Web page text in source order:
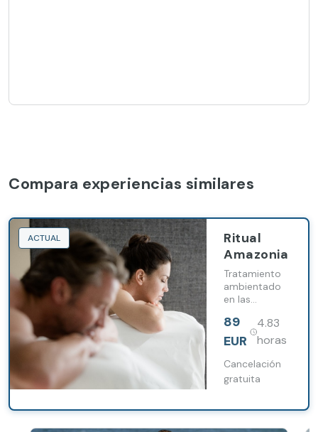
Compara experiencias similares
ACTUAL
Ritual
Amazonia
Tratamiento
ambientado
en las
naturales de
la amazonia
89
EUR
4.83
horas
Cancelación
gratuita